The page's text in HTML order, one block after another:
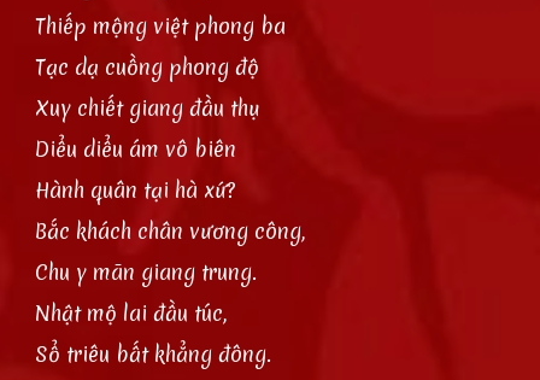
Thiếp mộng việt phong ba
Tạc dạ cuồng phong độ
Xuy chiết giang đầu thụ
Diểu diểu ám vô biên
Hành quân tại hà xứ?
Bắc khách chân vương công,
Chu y mãn giang trung.
Nhật mộ lai đầu túc,
Sổ triêu bất khẳng đông.